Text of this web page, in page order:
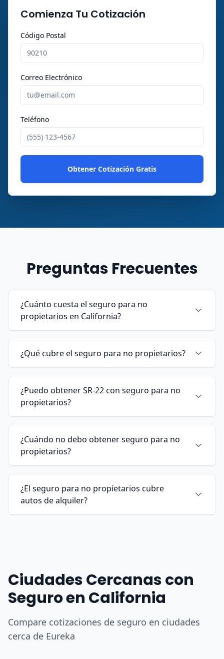
Comienza Tu Cotización
Código Postal
Correo Electrónico
Teléfono
Obtener Cotización Gratis
Preguntas Frecuentes
¿Cuánto cuesta el seguro para no
propietarios en California?
¿Qué cubre el seguro para no propietarios?
¿Puedo obtener SR-22 con seguro para no
propietarios?
¿Cuándo no debo obtener seguro para no
propietarios?
¿El seguro para no propietarios cubre
autos de alquiler?
Ciudades Cercanas con
Seguro en California
Compare cotizaciones de seguro en ciudades
cerca de Eureka